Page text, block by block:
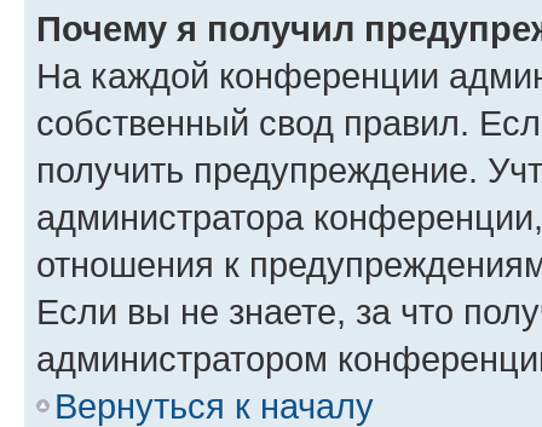
Почему я получил
На каждой конференции
собственный свод правил.
получить предупреждение.
администратора
отношения к
Если вы не знаете, за что
администратором
Вернуться к началу